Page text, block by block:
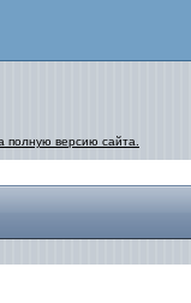
полную версию сайта.